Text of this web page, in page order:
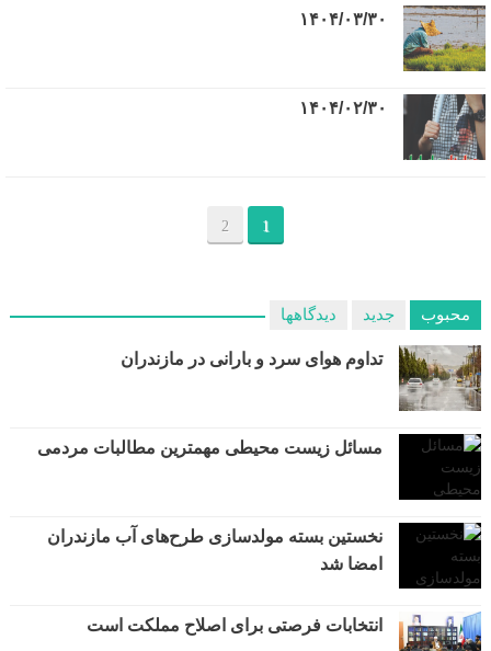
۱۴۰۴/۰۳/۳۰
۱۴۰۴/۰۲/۳۰
1
2
محبوب جدید دیدگاهها
تداوم هوای سرد و بارانی در مازندران
مسائل زیست محیطی مهمترین مطالبات مردمی
نخستین بسته مولدسازی طرح‌های آب مازندران
امضا شد
انتخابات فرصتی برای اصلاح مملکت است